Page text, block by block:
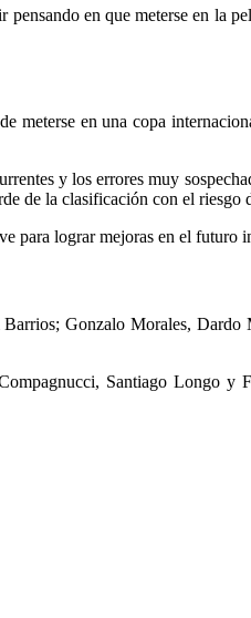
en que meterse en la
meterse en una copa
y los errores muy
de la clasificación con el riesgo
para lograr mejoras en el futuro
Gonzalo Morales,
Santiago Longo y